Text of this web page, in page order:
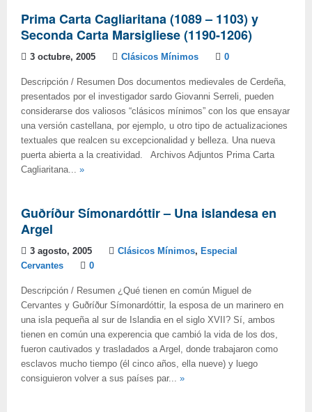
Prima Carta Cagliaritana (1089 – 1103) y
Seconda Carta Marsigliese (1190-1206)
3 octubre, 2005 Clásicos Mínimos 0
Descripción / Resumen Dos documentos medievales de Cerdeña,
presentados por el investigador sardo Giovanni Serreli, pueden
considerarse dos valiosos “clásicos mínimos” con los que ensayar
una versión castellana, por ejemplo, u otro tipo de actualizaciones
textuales que realcen su excepcionalidad y belleza. Una nueva
puerta abierta a la creatividad. Archivos Adjuntos Prima Carta
Cagliaritana... »
Guðríður Símonardóttir – Una islandesa en
Argel
3 agosto, 2005 Clásicos Mínimos, Especial
Cervantes
0
Descripción / Resumen ¿Qué tienen en común Miguel de
Cervantes y Guðríður Símonardóttir, la esposa de un marinero en
una isla pequeña al sur de Islandia en el siglo XVII? Sí, ambos
tienen en común una experencia que cambió la vida de los dos,
fueron cautivados y trasladados a Argel, donde trabajaron como
esclavos mucho tiempo (él cinco años, ella nueve) y luego
consiguieron volver a sus países par... »